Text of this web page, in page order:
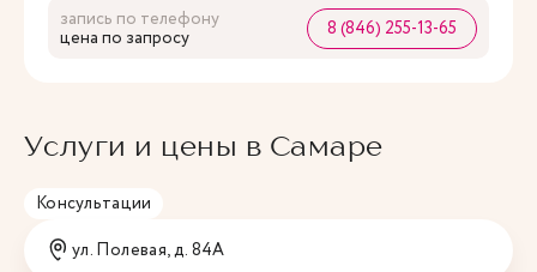
запись по телефону
цена по запросу
8 (846) 255-13-65
Услуги и цены в Самаре
Консультации
ул. Полевая, д. 84А